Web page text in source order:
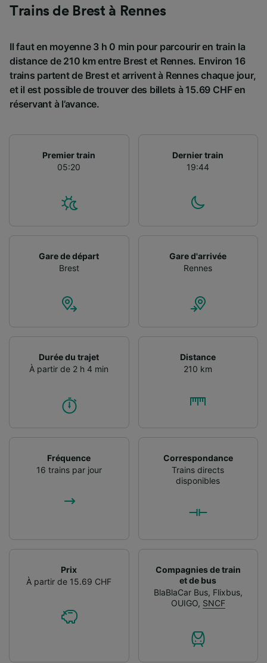
Trains de Brest à Rennes
Il faut en moyenne 3 h 0 min pour parcourir en train la
distance de 210 km entre Brest et Rennes. Environ 16
trains partent de Brest et arrivent à Rennes chaque jour,
et il est possible de trouver des billets à 15.69 CHF en
réservant à l’avance.
Premier train
05:20
Dernier train
19:44
Gare de départ
Brest
Gare d'arrivée
Rennes
Durée du trajet
À partir de 2 h 4 min
Distance
210 km
Fréquence
16 trains par jour
Correspondance
Trains directs
disponibles
Prix
À partir de 15.69 CHF
Compagnies de train
et de bus
BlaBlaCar Bus, Flixbus,
OUIGO, SNCF
Utiliser des données de géolocalisation
l’identification. Stocker et/ou accéder à des
informations sur un appareil. Publicités et
contenu personnalisés, mesure de
performance des publicités et du contenu,
études d’audience et développement de
services.